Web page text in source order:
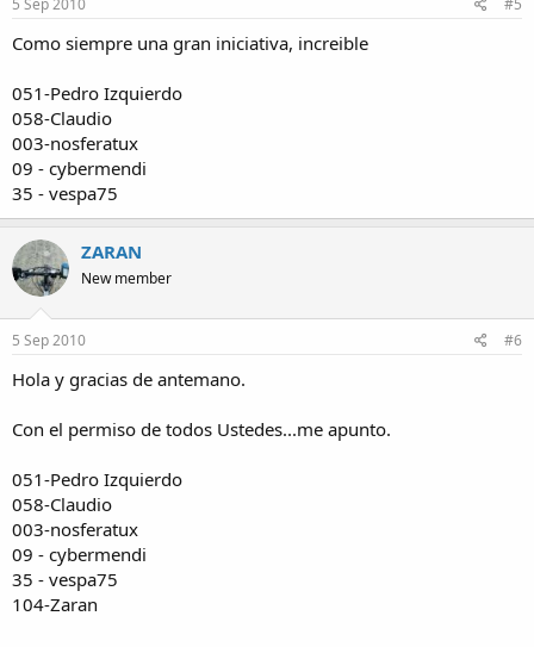
5 Sep 2010 #5
Como siempre una gran iniciativa, increible
051-Pedro Izquierdo
058-Claudio
003-nosferatux
09 - cybermendi
35 - vespa75
ZARAN
New member
5 Sep 2010 #6
Hola y gracias de antemano.
Con el permiso de todos Ustedes...me apunto.
051-Pedro Izquierdo
058-Claudio
003-nosferatux
09 - cybermendi
35 - vespa75
104-Zaran